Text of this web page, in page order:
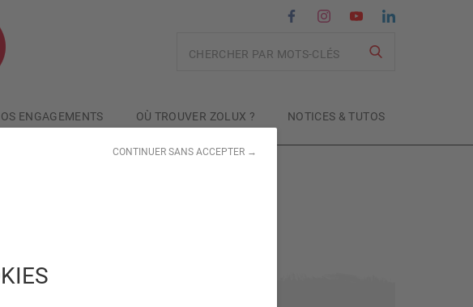
CONTINUER SANS ACCEPTER →
ENGAGEMENTS OÙ TROUVER ZOLUX ? NOTICES & TUTOS